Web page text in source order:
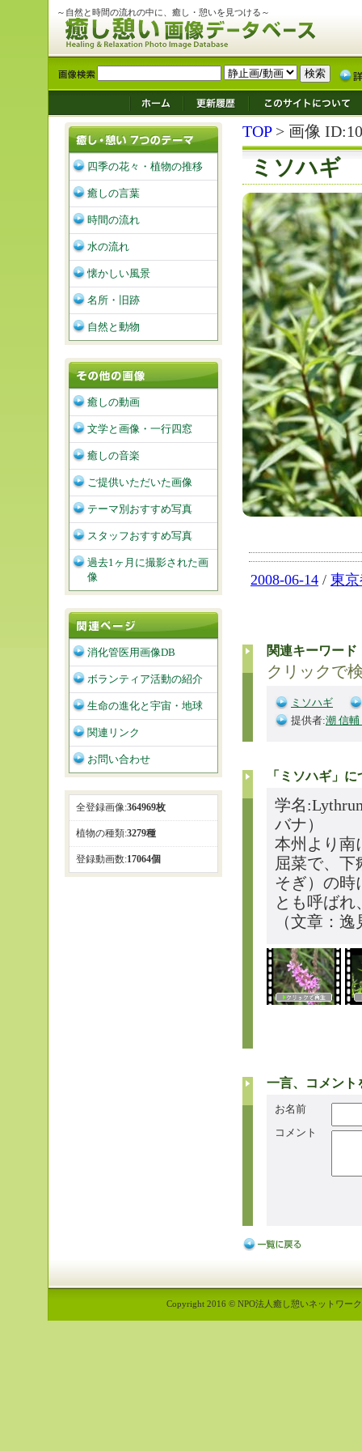
～自然と時間の流れの中に、癒し・憩いを見つける～
TOP> 画像
ミソハギ
2008-06-14 / 東
関連キーワード
クリックで
ミソハギ
提供者:潮 信
「ミソハギ」
学名
バナ）
本州より南
屈菜で、
そぎ）の時
とも呼ば
（文章：
一言、コメント
お名前
コメント
四季の花々・植物の推移
癒しの言葉
時間の流れ
水の流れ
懐かしい風景
名所・旧跡
自然と動物
癒しの動画
文学と画像・一行四窓
癒しの音楽
ご提供いただいた画像
テーマ別おすすめ写真
スタッフおすすめ写真
過去1ヶ月に撮影された画
像
消化管医用画像DB
ボランティア活動の紹介
生命の進化と宇宙・地球
関連リンク
お問い合わせ
全登録画像:364969枚
植物の種類:3279種
登録動画数:17064個
Copyright 2016 © NPO法人癒し憩いネットワー